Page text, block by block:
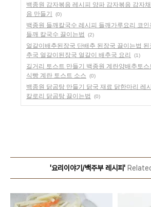
백종원 감자볶음 레시피 양파 감자볶음 감자
음 만들기
(0)
백종원 들깨칼국수 레시피 들깨가루요리 코인
들깨 칼국수 끓이는법
(2)
얼갈이배추된장국 단배추 된장국 끓이는법 된
추국 얼갈이된장국 얼갈이 배추국 요리
(1)
길거리 토스트 만들기 백종원 계란양배추토스
식빵 계란 토스트 소스
(0)
백종원 닭곰탕 만들기 닭국 재료 닭한마리 레
칼로리 닭곰탕 끓이는법
(0)
'요리이야기/백주부 레시피'